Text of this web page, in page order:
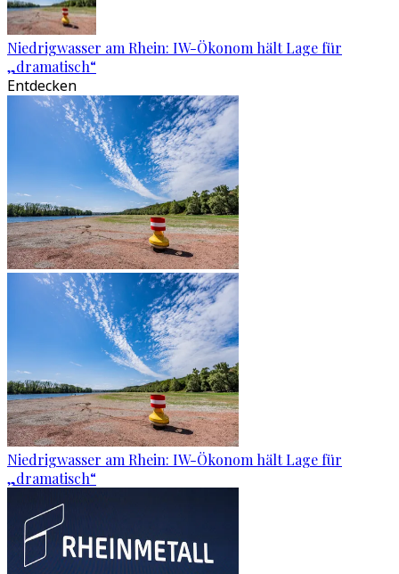
Niedrigwasser am Rhein: IW-Ökonom hält Lage für
„dramatisch“
Entdecken
Niedrigwasser am Rhein: IW-Ökonom hält Lage für
„dramatisch“